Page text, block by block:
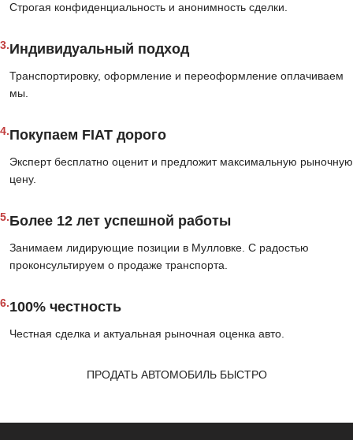
Строгая конфиденциальность и анонимность сделки.
3.Индивидуальный подход
Транспортировку, оформление и переоформление оплачиваем
мы.
4.Покупаем FIAT дорого
Эксперт бесплатно оценит и предложит максимальную рыночную
цену.
5.Более 12 лет успешной работы
Занимаем лидирующие позиции в Мулловке. С радостью
проконсультируем о продаже транспорта.
6.100% честность
Честная сделка и актуальная рыночная оценка авто.
ПРОДАТЬ АВТОМОБИЛЬ БЫСТРО